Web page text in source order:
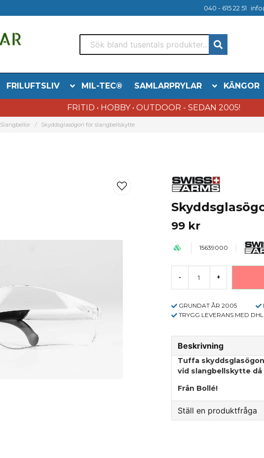
040 - 615 22 51
FRILUFTSLIV MIL-TEC® SAMLARPRYLAR KÄNGOR
FRITID • HOBBY • OUTDOOR - SEDAN 2005!
Slangbellor Skyddsglasögon för slangbellskytte
99 kr
15639000
- +
GRUNDAT ÅR 2005
TRYGG LEVERANS MED DHL
Beskrivning
Tuffa
vid slangbellskytte
Från Bollé!
Ställ en produktfråga